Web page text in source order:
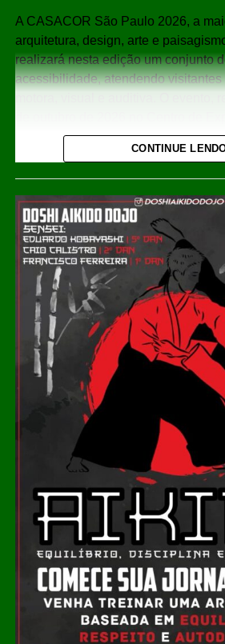
A CASACOR São Paulo 2026, a
arquitetura, design, arte e
realizará nesta edição um conjunto
acessibilidade, atendendo
contará com percursos adaptados,
banheiros acessíveis e recursos de
Língua Brasileira de Sinais (Libras),
diretrizes do Desenho Universal e
certificação da Comissão
(CPA) obtida nos três últimos anos.
O percurso acessível inclui rampas
adequada, circulação livre para
elevadores que dão acesso a sete
Cada um desses espaços recebeu
acessibilidade que permitem a visita
níveis superiores sem comprometer
arquitetônico dos projetos. Nove
adaptados, oferecendo cabines
familiares e, em alguns casos,
e pessoas de baixa estatura.
Diversos projetos da mostra
acessibilidade como parte da
Entre eles, destaca‑se o “Nota em
Manso, que dispõe de elevador
superior; o Restaurante Raiz, de
integra soluções de acessibilidade
Poética do Ritmo”, de Isabella
receber visitantes por meio de
Marcenaria Brasileira, de João
CONTINUE